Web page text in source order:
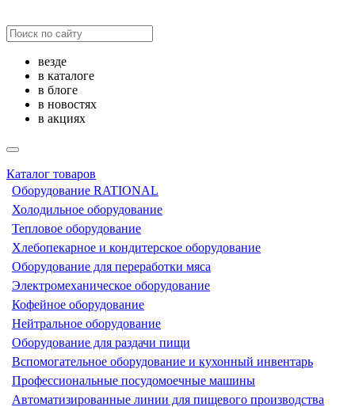
везде
в каталоге
в блоге
в новостях
в акциях
Каталог товаров
Оборудование RATIONAL
Холодильное оборудование
Тепловое оборудование
Хлебопекарное и кондитерское оборудование
Оборудование для переработки мяса
Электромеханическое оборудование
Кофейное оборудование
Нейтральное оборудование
Оборудование для раздачи пищи
Вспомогательное оборудование и кухонный инвентарь
Профессиональные посудомоечные машины
Автоматизированные линии для пищевого производства